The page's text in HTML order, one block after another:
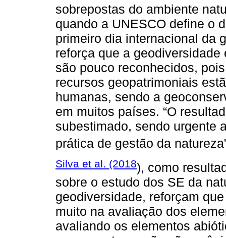
sobrepostas do ambiente
quando a UNESCO define o
primeiro dia internacional da
reforça que a
são pouco reconhecidos,
recursos geopatrimoniais
humanas, sendo a
em muitos países. “O
subestimado, sendo urgente
prática de gestão da
Silva et al. (2018), como
sobre o estudo dos SE da
geodiversidade, reforçam
muito na avaliação dos
avaliando os elementos